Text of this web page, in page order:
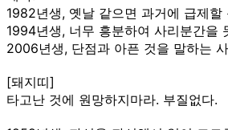
1982년생, 옛날 같으면 과거에 급제할
1994년생, 너무 흥분하여 사리분간을
2006년생, 단점과 아픈 것을 말하는
[돼지띠]
타고난 것에 원망하지마라. 부질없다.